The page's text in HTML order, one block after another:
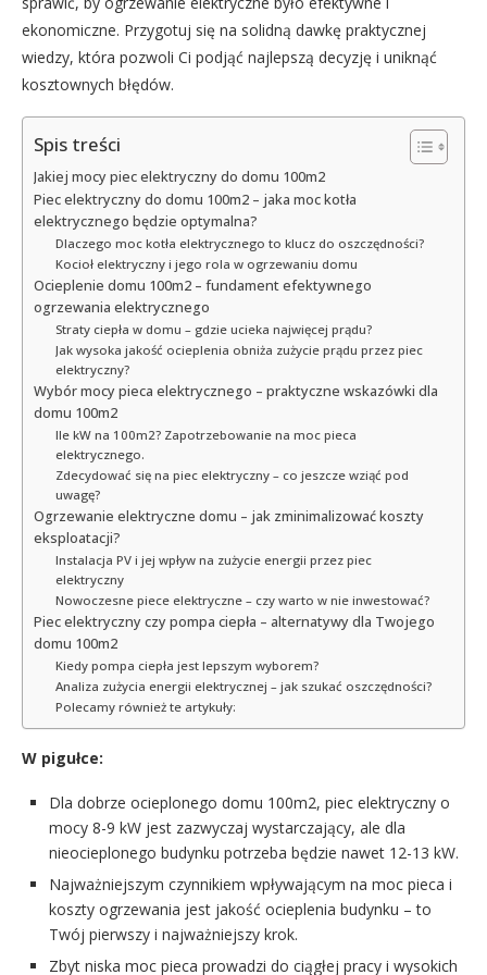
ekonomiczne. Przygotuj się na solidną dawkę praktycznej
wiedzy, która pozwoli Ci podjąć najlepszą decyzję i uniknąć
kosztownych błędów.
Spis treści
Jakiej mocy piec elektryczny do domu 100m2
Piec elektryczny do domu 100m2 – jaka moc kotła
elektrycznego będzie optymalna?
Dlaczego moc kotła elektrycznego to klucz do oszczędności?
Kocioł elektryczny i jego rola w ogrzewaniu domu
Ocieplenie domu 100m2 – fundament efektywnego
ogrzewania elektrycznego
Straty ciepła w domu – gdzie ucieka najwięcej prądu?
Jak wysoka jakość ocieplenia obniża zużycie prądu przez piec
elektryczny?
Wybór mocy pieca elektrycznego – praktyczne wskazówki dla
domu 100m2
Ile kW na 100m2? Zapotrzebowanie na moc pieca
elektrycznego.
Zdecydować się na piec elektryczny – co jeszcze wziąć pod
uwagę?
Ogrzewanie elektryczne domu – jak zminimalizować koszty
eksploatacji?
Instalacja PV i jej wpływ na zużycie energii przez piec
elektryczny
Nowoczesne piece elektryczne – czy warto w nie inwestować?
Piec elektryczny czy pompa ciepła – alternatywy dla Twojego
domu 100m2
Kiedy pompa ciepła jest lepszym wyborem?
Analiza zużycia energii elektrycznej – jak szukać oszczędności?
Polecamy również te artykuły:
W pigułce:
Dla dobrze ocieplonego domu 100m2, piec elektryczny o
mocy 8-9 kW jest zazwyczaj wystarczający, ale dla
nieocieplonego budynku potrzeba będzie nawet 12-13 kW.
Najważniejszym czynnikiem wpływającym na moc pieca i
koszty ogrzewania jest jakość ocieplenia budynku – to
Twój pierwszy i najważniejszy krok.
Zbyt niska moc pieca prowadzi do ciągłej pracy i wysokich